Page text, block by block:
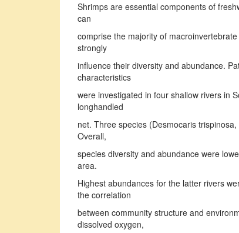
Shrimps are essential components of
can
comprise the majority of
strongly
influence their diversity and abundance.
characteristics
were investigated in four shallow rivers in
longhandled
net. Three species (Desmocaris
Overall,
species diversity and abundance were
area.
Highest abundances for the latter rivers
the correlation
between community structure and
dissolved oxygen,